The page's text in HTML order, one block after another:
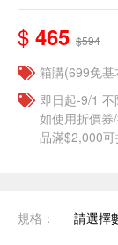
$ 465 $594
箱購(699免基
即日起-9/1
如使用折價券
品滿$2,000
規格： 請選擇